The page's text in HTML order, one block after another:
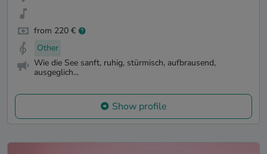
from 220 €
Other
Wie die See sanft, ruhig, stürmisch, aufbrausend,
ausgeglich...
Show profile